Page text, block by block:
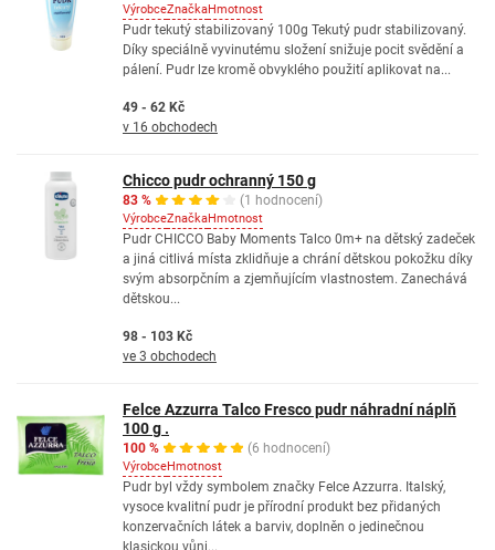
VýrobceZnačkaHmotnost
Pudr tekutý stabilizovaný 100g Tekutý pudr stabilizovaný.
Díky speciálně vyvinutému složení snižuje pocit svědění a
pálení. Pudr lze kromě obvyklého použití aplikovat na...
49 - 62 Kč
v 16 obchodech
Chicco pudr ochranný 150 g
83 % (1 hodnocení)
VýrobceZnačkaHmotnost
Pudr CHICCO Baby Moments Talco 0m+ na dětský zadeček
a jiná citlivá místa zklidňuje a chrání dětskou pokožku díky
svým absorpčním a zjemňujícím vlastnostem. Zanechává
dětskou...
98 - 103 Kč
ve 3 obchodech
Felce Azzurra Talco Fresco pudr náhradní náplň
100 g .
100 % (6 hodnocení)
VýrobceHmotnost
Pudr byl vždy symbolem značky Felce Azzurra. Italský,
vysoce kvalitní pudr je přírodní produkt bez přidaných
konzervačních látek a barviv, doplněn o jedinečnou
klasickou vůni...